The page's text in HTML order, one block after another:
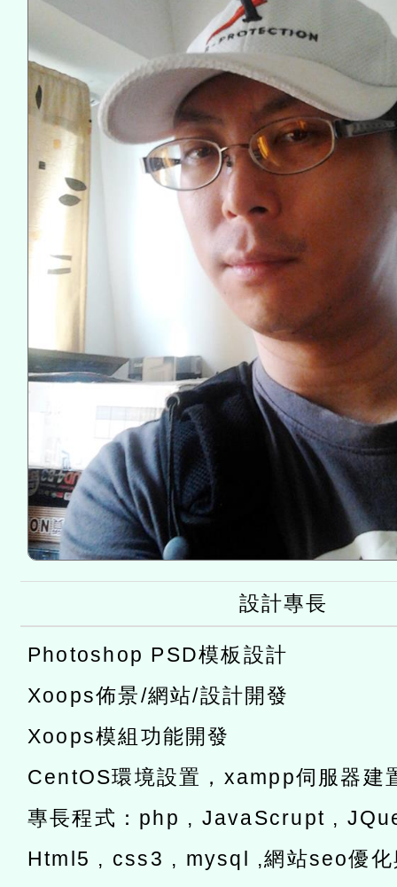
設計專長
Photoshop PSD模板設計
Xoops佈景/網站/設計開發
Xoops模組功能開發
CentOS環境設置，xampp伺服器建
專長程式：php , JavaScrupt ,
Html5 , css3 , mysql ,網站seo優化